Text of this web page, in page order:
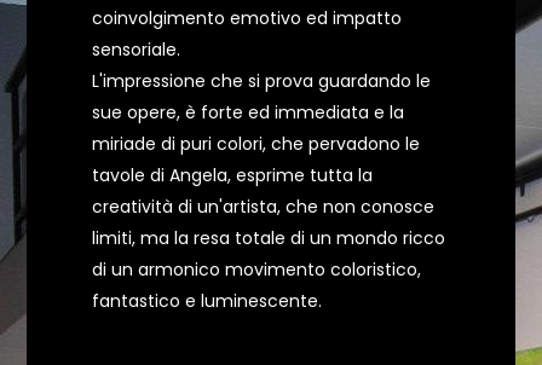
coinvolgimento emotivo ed impatto
sensoriale.
L'impressione che si prova guardando le
sue opere, è forte ed immediata e la
miriade di puri colori, che pervadono le
tavole di Angela, esprime tutta la
creatività di un'artista, che non conosce
limiti, ma la resa totale di un mondo ricco
di un armonico movimento coloristico,
fantastico e luminescente.